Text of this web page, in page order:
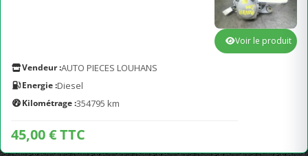
Vendeur :AUTO PIECES LOUHANS
Energie :Diesel
Kilométrage :354795 km
45,00 € TTC
Voir le produit